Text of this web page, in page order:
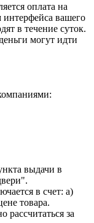
оплата на
интерфейса вашего
в течение суток.
могут идти
выдачи в
в счет: а)
товара.
рассчитаться за